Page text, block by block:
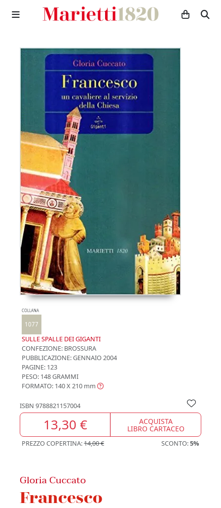
COLLANA
1077
SULLE SPALLE DEI GIGANTI
CONFEZIONE: BROSSURA
PUBBLICAZIONE:GENNAIO 2004
PAGINE: 123
PESO: 148 GRAMMI
FORMATO: 140 X 210 mm
ISBN 9788821157004
13,30 € ACQUISTA
LIBRO CARTACEO
PREZZO COPERTINA:14,00 € SCONTO:5%
Gloria Cuccato
Francesco